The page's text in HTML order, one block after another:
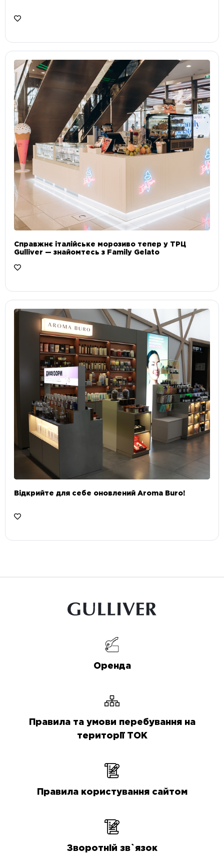
Справжнє італійське морозиво тепер у ТРЦ
Gulliver — знайомтесь з Family Gelato
Відкрийте для себе оновлений Aroma Buro! ⠀
Оренда
Правила та умови перебування на
території ТОК
Правила користування сайтом
Зворотній зв`язок